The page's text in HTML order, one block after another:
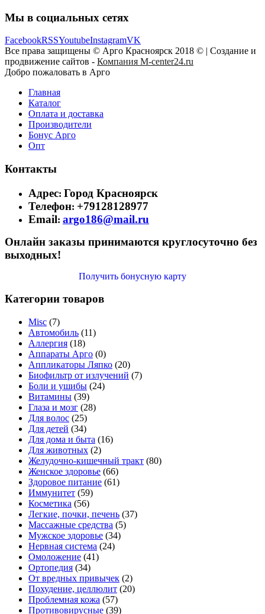
Мы в социальных сетях
FacebookRSSYoutubeInstagramVK
Все права защищены © Арго Красноярск 2018 © | Создание и
продвижение сайтов - Компания M-center24.ru
Добро пожаловать в Арго
Главная
Каталог
Оплата и доставка
Производители
Бонус Арго
Опт
Контакты
Адрес: Город Красноярск
Телефон: +79128128977
Email: argo186@mail.ru
Онлайн заказы принимаются круглосуточно без
выходных!
Получить бонусную карту
Категории товаров
Misc (7)
Автомобиль (11)
Аллергия (18)
Аппараты Арго (0)
Аппликаторы Ляпко (20)
Биофильтр от излучений (7)
Боли и ушибы (24)
Витамины (39)
Глаза и мозг (28)
Для волос (25)
Для детей (34)
Для дома и быта (16)
Для животных (2)
Желудочно-кишечный тракт (80)
Женское здоровье (66)
Здоровое питание (61)
Иммунитет (59)
Косметика (56)
Легкие, почки, печень (37)
Массажные средства (5)
Мужское здоровье (34)
Нервная система (24)
Омоложение (41)
Ортопедия (34)
От вредных привычек (2)
Похудение, целлюлит (20)
Проблемная кожа (57)
Противовирусные (39)